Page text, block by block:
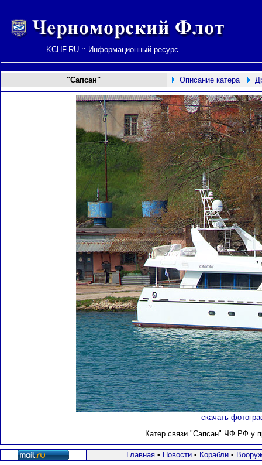
KCHF.RU :: Информационный ресурс
"Сапсан" Описание катера
скачать
Катер связи "Сапсан" ЧФ РФ у
Главная• Новости• Корабли•